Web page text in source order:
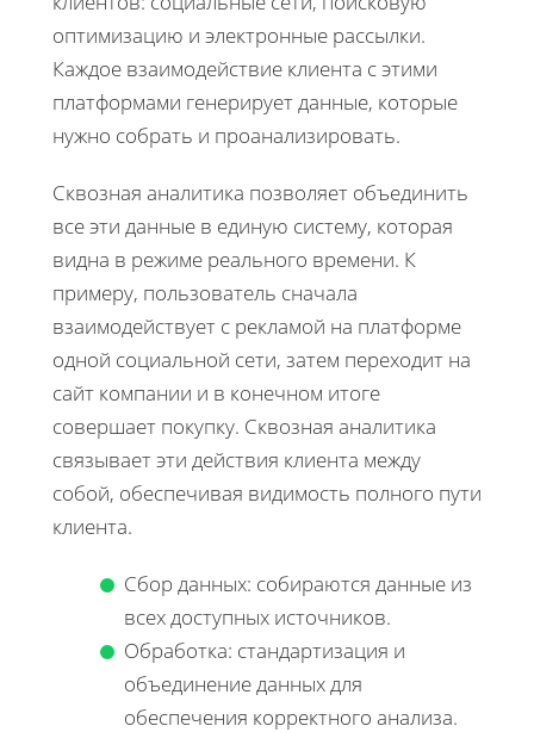
оптимизацию и электронные рассылки.
Каждое взаимодействие клиента с этими
платформами генерирует данные, которые
нужно собрать и проанализировать.
Сквозная аналитика позволяет объединить
все эти данные в единую систему, которая
видна в режиме реального времени. К
примеру, пользователь сначала
взаимодействует с рекламой на платформе
одной социальной сети, затем переходит на
сайт компании и в конечном итоге
совершает покупку. Сквозная аналитика
связывает эти действия клиента между
собой, обеспечивая видимость полного пути
клиента.
Сбор данных: собираются данные из
всех доступных источников.
Обработка: стандартизация и
объединение данных для
обеспечения корректного анализа.